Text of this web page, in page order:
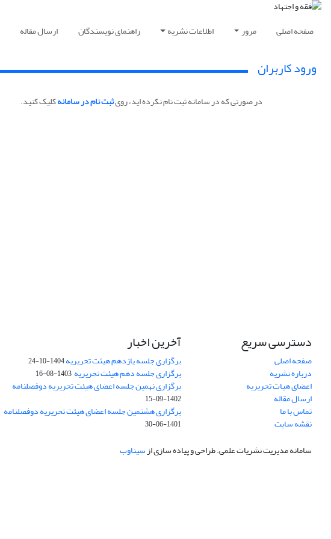
صفحه اصلی مرور اطلاعات نشریه راهنمای نویسندگان ارسال مقاله
ورود کاربران
در صورتی که در سامانه ثبت نام نکرده اید، رویثبت نام در سامانهکلیک کنید.
دسترسی سریع
صفحه اصلی
درباره نشریه
اعضای هیات تحریریه
ارسال مقاله
تماس با ما
نقشه سایت
آخرین اخبار
برگزاری جلسه یازدهم هیئت تحریریه1404-10-24
برگزاری جلسه دهم هیئت تحریریه 1403-08-16
برگزاری نهمین جلسه اعضای هیئت تحریریه دوفصلنامه
1402-09-15
برگزاری هشتمین جلسه اعضای هیئت تحریریه دوفصلنامه
1401-06-30
سامانه مدیریت نشریات علمی.طراحی و پیاده سازی ازسیناوب